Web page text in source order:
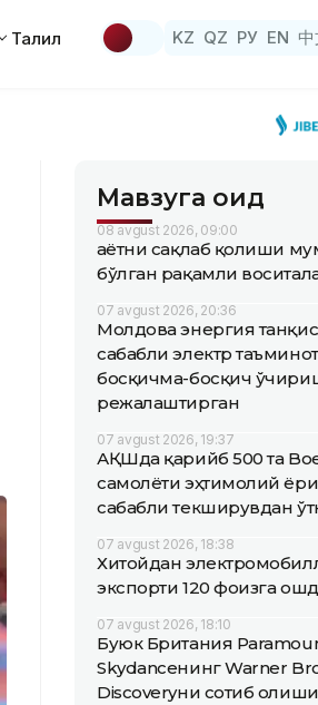
Таҳлил KZ QZ РУ EN
Мавзуга оид
08 avgust 2026, 09:00
Ҳаётни сақлаб қолиши
бўлган рақамли
07 avgust 2026, 20:36
Молдова энергия
сабабли электр
босқичма-босқич
режалаштирган
07 avgust 2026, 19:37
АҚШда қарийб 500 та
самолёти эҳтимолий
сабабли текширувдан
07 avgust 2026, 18:38
Хитойдан
экспорти 120 фоизга
07 avgust 2026, 18:10
Буюк Британия
Skydanceнинг Warner
Discoveryни сотиб